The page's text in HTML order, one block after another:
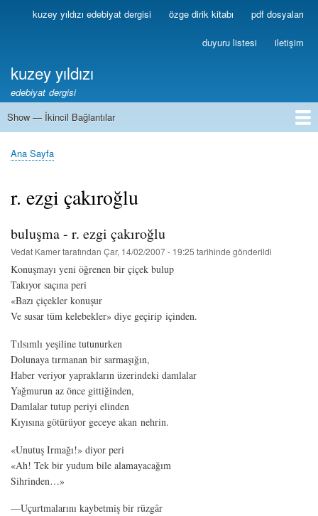
Ana
içeriğe
Birincilkuzey yıldızı edebiyat dergisi özge dirik kitabı pdf dosyaları
duyuru listesi iletişim
kuzey yıldızı
edebiyat dergisi
İkincil
Show — İkincil Bağlantılar
1
2
3
4
5
6
7
8
9
10
11
12
13
Sayfa
Ana Sayfa
r. ezgi çakıroğlu
buluşma - r. ezgi çakıroğlu
Vedat Kamertarafından Çar, 14/02/2007 - 19:25 tarihinde gönderildi
Konuşmayı yeni öğrenen bir çiçek bulup
Takıyor saçına peri
«Bazı çiçekler konuşur
Ve susar tüm kelebekler» diye geçirip içinden.
Tılsımlı yeşiline tutunurken
Dolunaya tırmanan bir sarmaşığın,
Haber veriyor yaprakların üzerindeki damlalar
Yağmurun az önce gittiğinden,
Damlalar tutup periyi elinden
Kıyısına götürüyor geceye akan nehrin.
«Unutuş Irmağı!» diyor peri
«Ah! Tek bir yudum bile alamayacağım
Sihrinden…»
—Uçurtmalarını kaybetmiş bir rüzgâr